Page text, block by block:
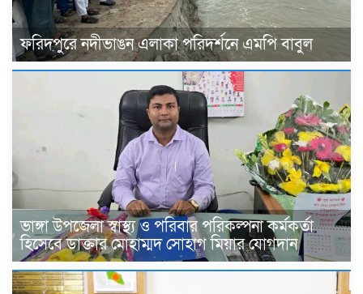
ফরিদপুরে নদীভাঙন এলাকা পরিদর্শনে এমপি বাবুল
ভাঙ্গা উপজেলা স্বাস্থ্য ও পরিবার পরিকল্পনা কর্মকর্তা
হিসেবে ডাক্তার মোহাম্মদ সোহাগ মিয়ার যোগদান